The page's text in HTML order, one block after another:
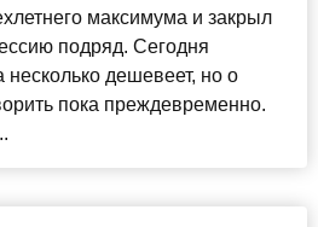
максимума и закрыл
подряд. Сегодня
дешевеет, но о
пока преждевременно.